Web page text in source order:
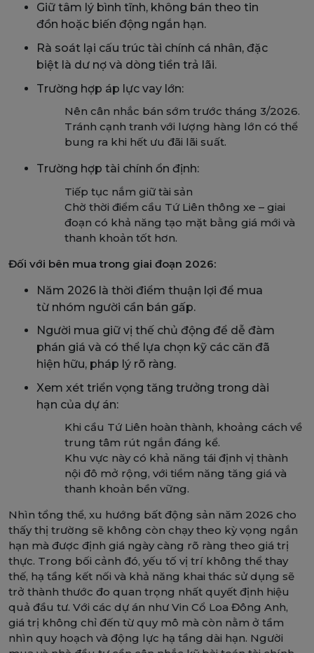
Giữ tâm lý bình tĩnh, không bán theo tin
đồn hoặc biến động ngắn hạn.
Rà soát lại cấu trúc tài chính cá nhân, đặc
biệt là dư nợ và dòng tiền trả lãi.
Trường hợp áp lực vay lớn:
Nên cân nhắc bán sớm trước tháng 3/2026.
Tránh cạnh tranh với lượng hàng lớn có thể
bung ra khi hết ưu đãi lãi suất.
Trường hợp tài chính ổn định:
Tiếp tục nắm giữ tài sản
Chờ thời điểm cầu Tứ Liên thông xe – giai
đoạn có khả năng tạo mặt bằng giá mới và
thanh khoản tốt hơn.
Đối với bên mua trong giai đoạn 2026:
Năm 2026 là thời điểm thuận lợi để mua
từ nhóm người cần bán gấp.
Người mua giữ vị thế chủ động để dễ đàm
phán giá và có thể lựa chọn kỹ các căn đã
hiện hữu, pháp lý rõ ràng.
Xem xét triển vọng tăng trưởng trong dài
hạn của dự án:
Khi cầu Tứ Liên hoàn thành, khoảng cách về
trung tâm rút ngắn đáng kể.
Khu vực này có khả năng tái định vị thành
nội đô mở rộng, với tiềm năng tăng giá và
thanh khoản bền vững.
Nhìn tổng thể, xu hướng bất động sản năm 2026 cho
thấy thị trường sẽ không còn chạy theo kỳ vọng ngắn
hạn mà được định giá ngày càng rõ ràng theo giá trị
thực. Trong bối cảnh đó, yếu tố vị trí không thể thay
thế, hạ tầng kết nối và khả năng khai thác sử dụng sẽ
trở thành thước đo quan trọng nhất quyết định hiệu
quả đầu tư. Với các dự án như Vin Cổ Loa Đông Anh,
giá trị không chỉ đến từ quy mô mà còn nằm ở tầm
nhìn quy hoạch và động lực hạ tầng dài hạn. Người